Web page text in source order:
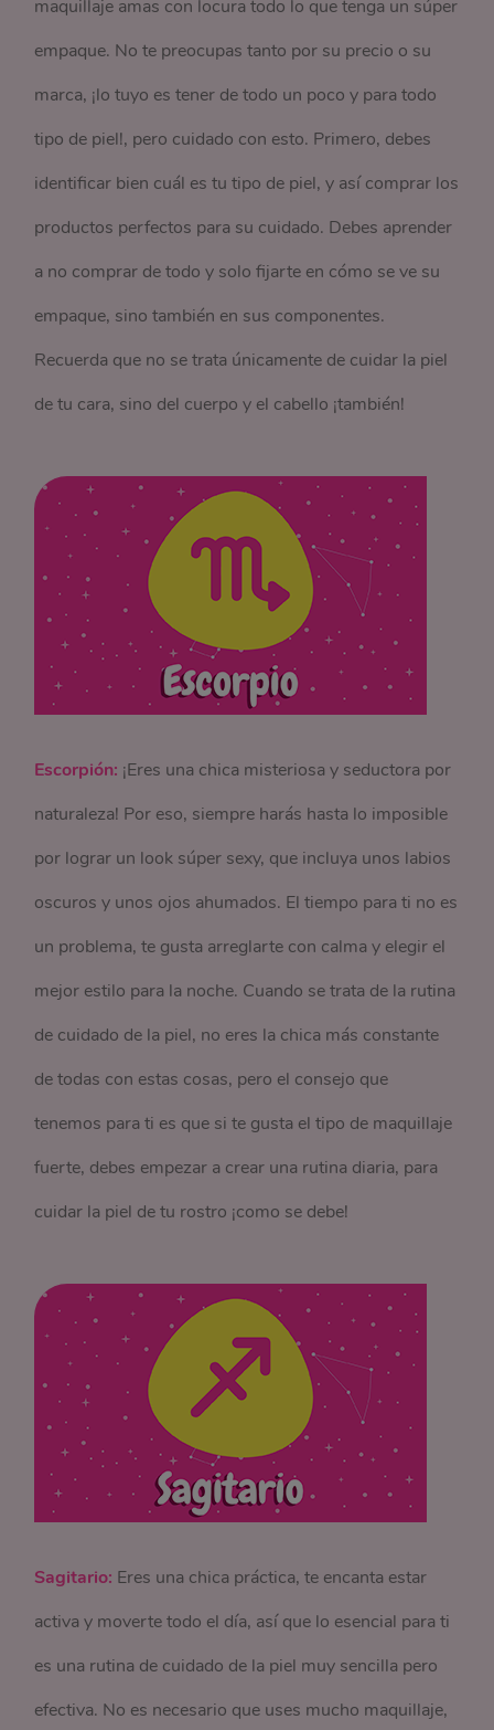
maquillaje amas con locura todo lo que tenga un súper
empaque. No te preocupas tanto por su precio o su
marca, ¡lo tuyo es tener de todo un poco y para todo
tipo de piel!, pero cuidado con esto. Primero, debes
identificar bien cuál es tu tipo de piel, y así comprar los
productos perfectos para su cuidado. Debes aprender
a no comprar de todo y solo fijarte en cómo se ve su
empaque, sino también en sus componentes.
Recuerda que no se trata únicamente de cuidar la piel
de tu cara, sino del cuerpo y el cabello ¡también!
Escorpión: ¡Eres una chica misteriosa y seductora por
naturaleza! Por eso, siempre harás hasta lo imposible
por lograr un look súper sexy, que incluya unos labios
oscuros y unos ojos ahumados. El tiempo para ti no es
un problema, te gusta arreglarte con calma y elegir el
mejor estilo para la noche. Cuando se trata de la rutina
de cuidado de la piel, no eres la chica más constante
de todas con estas cosas, pero el consejo que
tenemos para ti es que si te gusta el tipo de maquillaje
fuerte, debes empezar a crear una rutina diaria, para
cuidar la piel de tu rostro ¡como se debe!
Sagitario: Eres una chica práctica, te encanta estar
activa y moverte todo el día, así que lo esencial para ti
es una rutina de cuidado de la piel muy sencilla pero
efectiva. No es necesario que uses mucho maquillaje,